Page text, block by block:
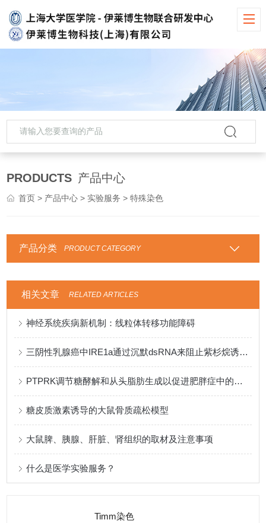
PRODUCTS 产品中心
首页 > 产品中心 > 实验服务 > 特殊染色
产品分类 PRODUCT CATEGORY
相关文章 RELATED ARTICLES
神经系统疾病新机制：线粒体转移功能障碍
三阴性乳腺癌中IRE1a通过沉默dsRNA来阻止紫杉烷诱导的细胞焦亡
PTPRK调节糖酵解和从头脂肪生成以促进肥胖症中的肝细胞代谢重编程
糖皮质激素诱导的大鼠骨质疏松模型
大鼠脾、胰腺、肝脏、肾组织的取材及注意事项
什么是医学实验服务？
Timm染色